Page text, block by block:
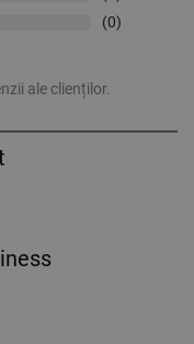
(0)
ale clienților.